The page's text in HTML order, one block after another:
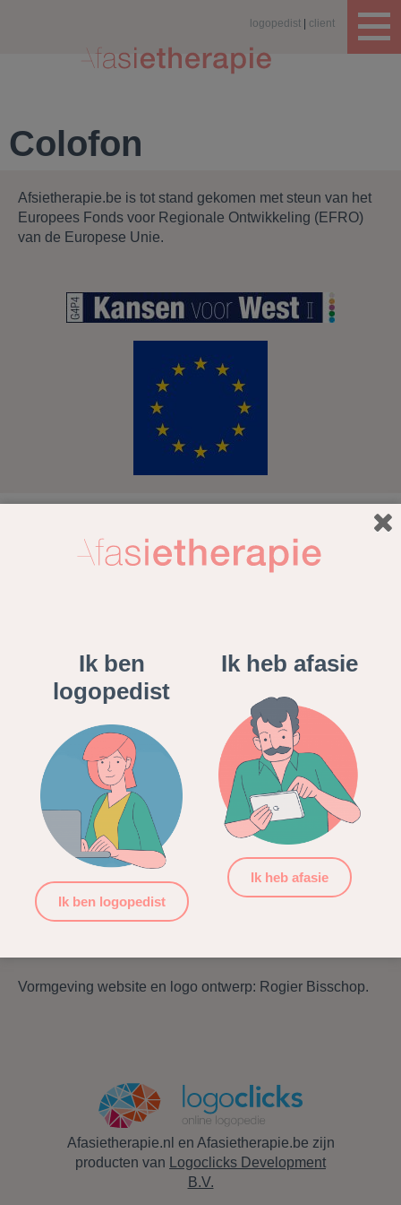
logopedist client
Colofon
Afsietherapie.be is tot stand gekomen met steun van het
Europees Fonds voor Regionale Ontwikkeling (EFRO)
van de Europese Unie.
is de ontwikkelaar die afasietherapie.nl gemaakt
YipYip ontwikkelt schaalbare en moderne producten die
met zorg onderhouden worden. Vanwege onze voorliefde
voor techniek en gebruiksvriendelijkheid zoeken we altijd
de grenzen van de mogelijkheden op om tot de meest
innovatieve oplossingen te komen.
Vormgeving website en logo ontwerp: Rogier Bisschop.
Afasietherapie.nl en Afasietherapie.be zijn
producten van
Logoclicks Development
B.V.
Ik ben
logopedist
Ik ben logopedist
Ik heb afasie
Ik heb afasie